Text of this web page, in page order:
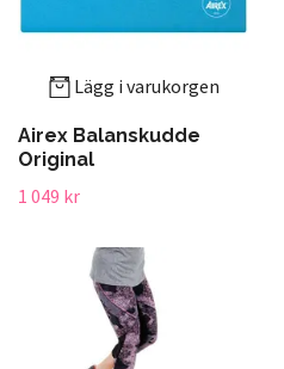
Lägg i varukorgen
Airex Balanskudde
Original
1 049 kr